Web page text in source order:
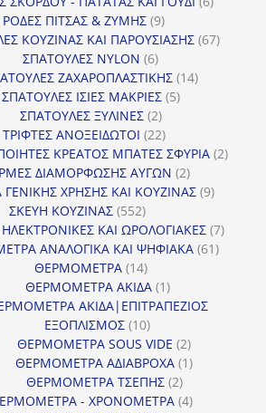
ΡΟΔΕΣ ΠΙΤΣΑΣ & ΖΥΜΗΣ 99
προϊόντα
ΚΟΥΖΙΝΑΣ ΚΑΙ ΠΑΡΟΥΣΙΑΣΗΣ 6767
ΣΠΑΤΟΥΛΕΣ NYLON 66
προϊόντα
ΖΑΧΑΡΟΠΛΑΣΤΙΚΗΣ 1414
ΣΠΑΤΟΥΛΕΣ ΙΣΙΕΣ ΜΑΚΡΙΕΣ 55
ΣΠΑΤΟΥΛΕΣ ΞΥΛΙΝΕΣ 22
προϊόντα
ΤΡΙΦΤΕΣ ΑΝΟΞΕΙΔΩΤΟΙ 2222
προϊόντα
ΚΡΕΑΤΟΣ ΜΠΑΤΕΣ ΣΦΥΡΙΑ 22
ΔΙΑΜΟΡΦΩΣΗΣ ΑΥΓΩΝ 22
προϊόντα
ΓΕΝΙΚΗΣ ΧΡΗΣΗΣ ΚΑΙ ΚΟΥΖΙΝΑΣ 99
ΣΚΕΥΗ ΚΟΥΖΙΝΑΣ 552552
προϊόντα
ΗΛΕΚΤΡΟΝΙΚΕΣ ΚΑΙ ΩΡΟΛΟΓΙΑΚΕΣ 77
ΑΝΑΛΟΓΙΚΑ ΚΑΙ ΨΗΦΙΑΚΑ 6161
ΘΕΡΜΟΜΕΤΡΑ 1414
προϊόντα
ΘΕΡΜΟΜΕΤΡΑ ΑΚΙΔΑ 11
προϊόν
ΑΚΙΔΑ|ΕΠΙΤΡΑΠΕΖΙΟΣ
ΕΞΟΠΛΙΣΜΟΣ 1010
προϊόντα
ΘΕΡΜΟΜΕΤΡΑ SOUS VIDE 22
προϊόντα
ΘΕΡΜΟΜΕΤΡΑ ΑΔΙΑΒΡΟΧΑ 11
ΘΕΡΜΟΜΕΤΡΑ ΤΣΕΠΗΣ 22
προϊόντα
- ΧΡΟΝΟΜΕΤΡΑ 44